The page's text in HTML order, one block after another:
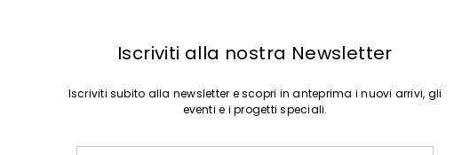
Iscriviti alla nostra Newsletter
Iscriviti subito alla newsletter e scopri in anteprima i nuovi arrivi, gli
eventi e i progetti speciali.